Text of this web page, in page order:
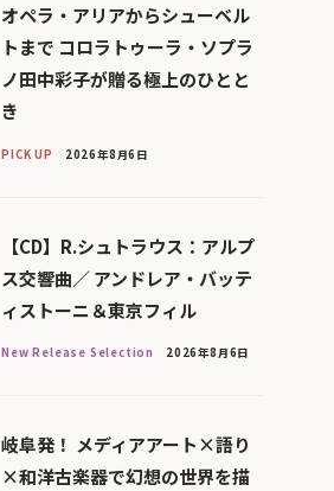
オペラ・アリアからシューベル
トまで コロラトゥーラ・ソプラ
ノ田中彩子が贈る極上のひとと
き
PICK UP 2026年8月6日
【CD】R.シュトラウス：アルプ
ス交響曲／ アンドレア・バッテ
ィストーニ＆東京フィル
New Release Selection 2026年8月6日
岐阜発！ メディアアート×語り
×和洋古楽器で幻想の世界を描